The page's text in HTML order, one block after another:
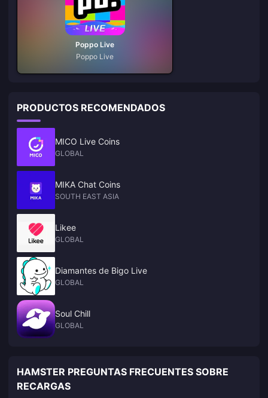
Poppo Live
Poppo Live
PRODUCTOS RECOMENDADOS
MICO Live Coins
GLOBAL
MIKA Chat Coins
SOUTH EAST ASIA
Likee
GLOBAL
Diamantes de Bigo Live
GLOBAL
Soul Chill
GLOBAL
HAMSTER PREGUNTAS FRECUENTES SOBRE
RECARGAS